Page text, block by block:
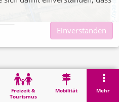
dl-de/by-2-0
Freizeit &
Tourismus
Mobilität Mehr
Einverstanden